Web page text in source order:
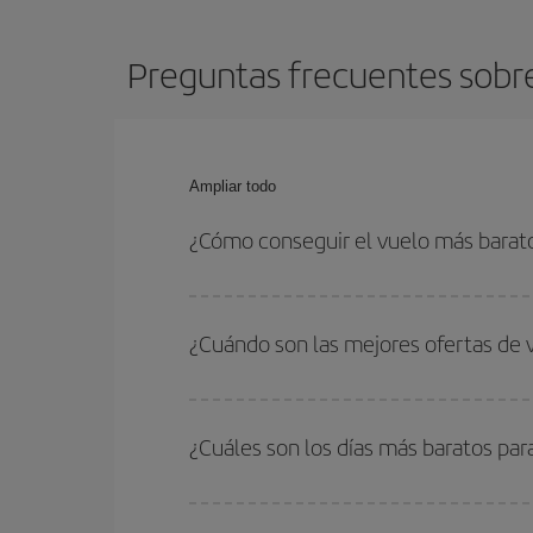
Preguntas frecuentes
Ampliar todo
¿Cómo conseguir el vuelo más
ser flexible con las fechas y horarios de ida y
¿Cuándo son las mejores ofertas
periodos de vacaciones escolares son
precios encontrarás.
¿Cuáles son los días más baratos